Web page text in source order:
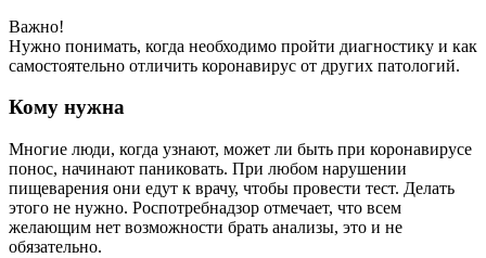
Важно!
Нужно понимать, когда необходимо пройти диагностику и как
самостоятельно отличить коронавирус от других патологий.
Кому нужна
Многие люди, когда узнают, может ли быть при коронавирусе
понос, начинают паниковать. При любом нарушении
пищеварения они едут к врачу, чтобы провести тест. Делать
этого не нужно. Роспотребнадзор отмечает, что всем
желающим нет возможности брать анализы, это и не
обязательно.